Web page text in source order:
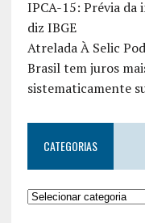
IPCA-15: Prévia da
diz IBGE
Atrelada À Selic
Brasil tem juros
sistematicamente
CATEGORIAS